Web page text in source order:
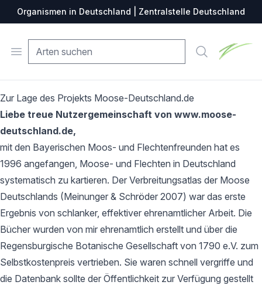
Organismen in Deutschland | Zentralstelle Deutschland
Open menu Suche
Zur Lage des Projekts Moose-Deutschland.de
Liebe treue Nutzergemeinschaft von www.moose-
deutschland.de,
mit den Bayerischen Moos- und Flechtenfreunden hat es
1996 angefangen, Moose- und Flechten in Deutschland
systematisch zu kartieren. Der Verbreitungsatlas der Moose
Deutschlands (Meinunger & Schröder 2007) war das erste
Ergebnis von schlanker, effektiver ehrenamtlicher Arbeit. Die
Bücher wurden von mir ehrenamtlich erstellt und über die
Regensburgische Botanische Gesellschaft von 1790 e.V. zum
Selbstkostenpreis vertrieben. Sie waren schnell vergriffe und
die Datenbank sollte der Öffentlichkeit zur Verfügung gestellt